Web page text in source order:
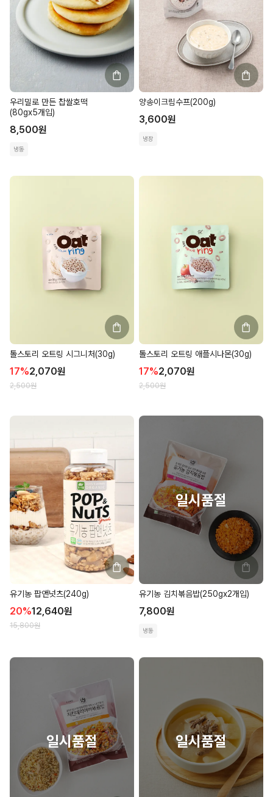
우리밀로 만든 찹쌀호떡
(80gx5개입)
8,500원
냉동
양송이크림수프(200g)
3,600원
냉장
톨스토리 오트링 시그니처(30g)
17%2,070원
2,500원
톨스토리 오트링 애플시나몬(30g)
17%2,070원
2,500원
유기농 팝앤넛츠(240g)
20%12,640원
15,800원
유기농 김치볶음밥(250gx2개입)
7,800원
냉동